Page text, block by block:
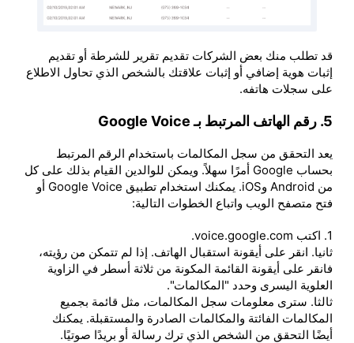
قد تطلب منك بعض الشركات تقديم تقرير للشرطة أو تقديم
إثبات هوية إضافي أو إثبات علاقتك بالشخص الذي تحاول الاطلاع
على سجلات هاتفه.
5. رقم الهاتف المرتبط بـ Google Voice
يعد التحقق من سجل المكالمات باستخدام الرقم المرتبط
بحساب Google أمرًا سهلاً. ويمكن للوالدين القيام بذلك على كل
من Android وiOS. يمكنك استخدام تطبيق Google Voice أو
فتح متصفح الويب واتباع الخطوات التالية:
1. اكتب voice.google.com.
ثانيا. انقر على أيقونة استقبال الهاتف. إذا لم تتمكن من رؤيته،
فانقر على أيقونة القائمة المكونة من ثلاثة أسطر في الزاوية
العلوية اليسرى وحدد "المكالمات".
ثالثا. سترى معلومات سجل المكالمات، مثل قائمة بجميع
المكالمات الفائتة والمكالمات الصادرة والمستقبلة. يمكنك
أيضًا التحقق من الشخص الذي ترك رسالة أو بريدًا صوتيًا.